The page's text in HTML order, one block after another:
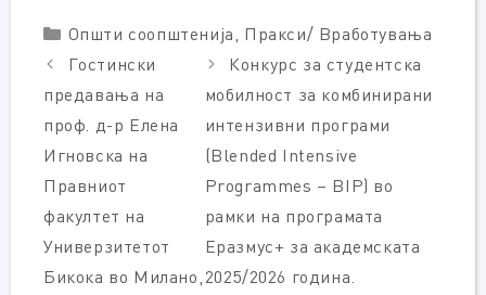
Categories
Општи соопштенија, Пракси/ Вработувања
Гостински
предавања на
проф. д-р Елена
Игновска на
Правниот
факултет на
Универзитетот
Бикока во Милано,
Конкурс за студентска
мобилност за комбинирани
интензивни програми
(Blended Intensive
Programmes – BIP) во
рамки на програмата
Еразмус+ за академската
2025/2026 година.